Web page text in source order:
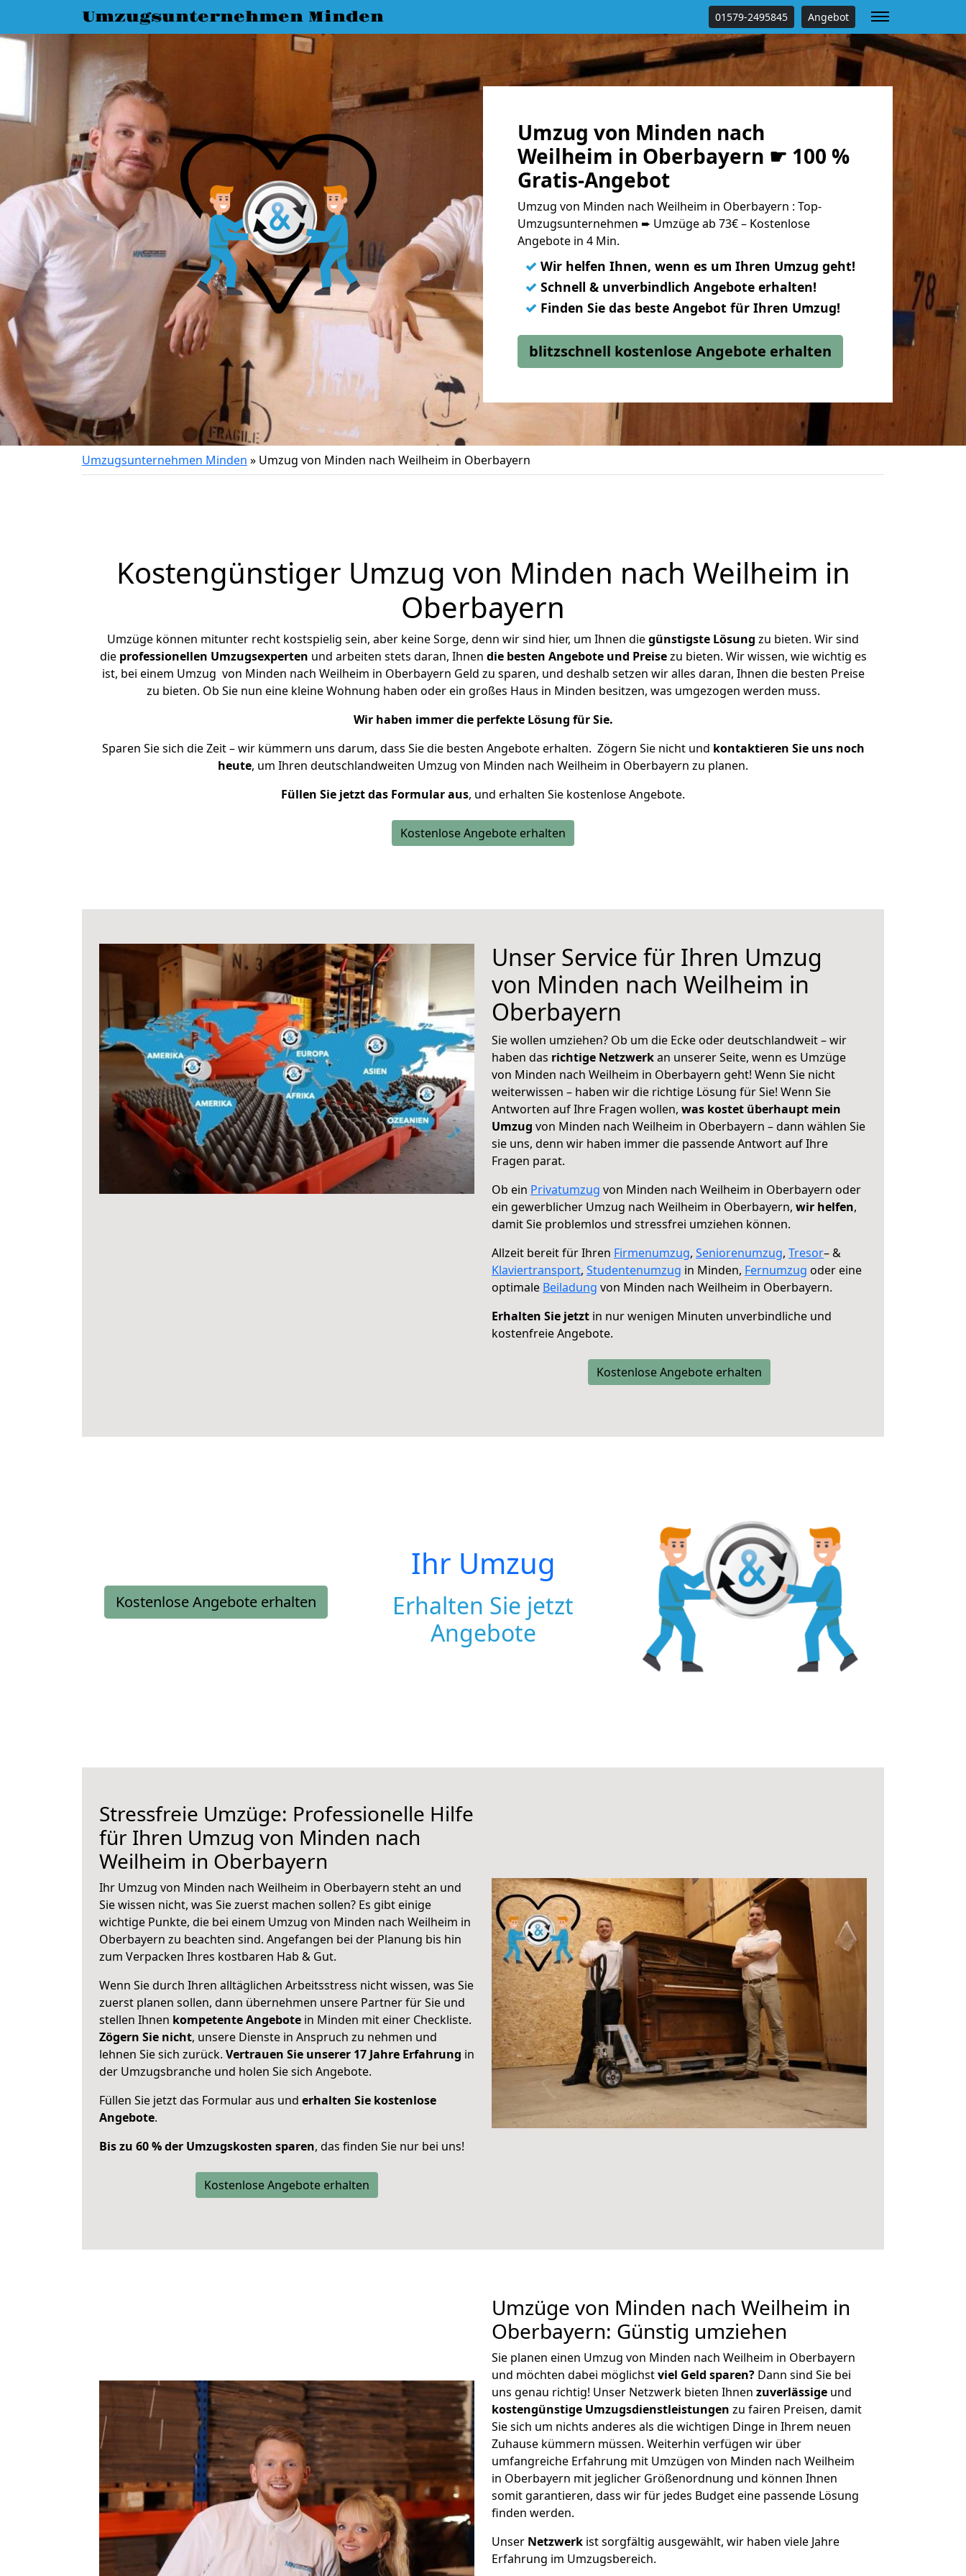
Umzugsunternehmen Minden 01579-2495845 Angebot
Umzug von Minden nach
Weilheim in Oberbayern ☛ 100 %
Gratis-Angebot
Umzug von Minden nach Weilheim in Oberbayern : Top-
Umzugsunternehmen ➨ Umzüge ab 73€ – Kostenlose
Angebote in 4 Min.
✓ Wir helfen Ihnen, wenn es um Ihren Umzug geht!
✓ Schnell & unverbindlich Angebote erhalten!
✓ Finden Sie das beste Angebot für Ihren Umzug!
blitzschnell kostenlose Angebote erhalten
Umzugsunternehmen Minden » Umzug von Minden nach Weilheim in Oberbayern
Kostengünstiger Umzug von Minden nach Weilheim in
Oberbayern
Umzüge können mitunter recht kostspielig sein, aber keine Sorge, denn wir sind hier, um Ihnen diegünstigste Lösung zu bieten. Wir sind
die professionellen Umzugsexperten und arbeiten stets daran, Ihnen die besten Angebote und Preisezu bieten. Wir wissen, wie wichtig es
ist, bei einem Umzug von Minden nach Weilheim in Oberbayern Geld zu sparen, und deshalb setzen wir alles daran, Ihnen die besten Preise
zu bieten. Ob Sie nun eine kleine Wohnung haben oder ein großes Haus in Minden besitzen, was umgezogen werden muss.
Wir haben immer die perfekte Lösung für Sie.
Sparen Sie sich die Zeit – wir kümmern uns darum, dass Sie die besten Angebote erhalten. Zögern Sie nicht und kontaktieren Sie uns noch
heute, um Ihren deutschlandweiten Umzug von Minden nach Weilheim in Oberbayern zu planen.
Füllen Sie jetzt das Formular aus, und erhalten Sie kostenlose Angebote.
Kostenlose Angebote erhalten
Unser Service für Ihren Umzug
von Minden nach Weilheim in
Oberbayern
Sie wollen umziehen? Ob um die Ecke oder deutschlandweit – wir
haben das richtige Netzwerkan unserer Seite, wenn es Umzüge
von Minden nach Weilheim in Oberbayern geht! Wenn Sie nicht
weiterwissen – haben wir die richtige Lösung für Sie! Wenn Sie
Antworten auf Ihre Fragen wollen, was kostet überhaupt mein
Umzug von Minden nach Weilheim in Oberbayern – dann wählen Sie
sie uns, denn wir haben immer die passende Antwort auf Ihre
Fragen parat.
Ob ein Privatumzug von Minden nach Weilheim in Oberbayern oder
ein gewerblicher Umzug nach Weilheim in Oberbayern, wir helfen,
damit Sie problemlos und stressfrei umziehen können.
Allzeit bereit für Ihren Firmenumzug, Seniorenumzug, Tresor– &
Klaviertransport, Studentenumzug in Minden, Fernumzug oder eine
optimale Beiladung von Minden nach Weilheim in Oberbayern.
Erhalten Sie jetzt in nur wenigen Minuten unverbindliche und
kostenfreie Angebote.
Kostenlose Angebote erhalten
Kostenlose Angebote erhalten
Ihr Umzug
Erhalten Sie jetzt
Angebote
Stressfreie Umzüge: Professionelle Hilfe
für Ihren Umzug von Minden nach
Weilheim in Oberbayern
Ihr Umzug von Minden nach Weilheim in Oberbayern steht an und
Sie wissen nicht, was Sie zuerst machen sollen? Es gibt einige
wichtige Punkte, die bei einem Umzug von Minden nach Weilheim in
Oberbayern zu beachten sind. Angefangen bei der Planung bis hin
zum Verpacken Ihres kostbaren Hab & Gut.
Wenn Sie durch Ihren alltäglichen Arbeitsstress nicht wissen, was Sie
zuerst planen sollen, dann übernehmen unsere Partner für Sie und
stellen Ihnen kompetente Angebote in Minden mit einer Checkliste.
Zögern Sie nicht, unsere Dienste in Anspruch zu nehmen und
lehnen Sie sich zurück. Vertrauen Sie unserer 17 Jahre Erfahrung in
der Umzugsbranche und holen Sie sich Angebote.
Füllen Sie jetzt das Formular aus und erhalten Sie kostenlose
Angebote.
Bis zu 60 % der Umzugskosten sparen, das finden Sie nur bei uns!
Kostenlose Angebote erhalten
Umzüge von Minden nach Weilheim in
Oberbayern: Günstig umziehen
Sie planen einen Umzug von Minden nach Weilheim in Oberbayern
und möchten dabei möglichstviel Geld sparen? Dann sind Sie bei
uns genau richtig! Unser Netzwerk bieten Ihnen zuverlässige und
kostengünstige Umzugsdienstleistungen zu fairen Preisen, damit
Sie sich um nichts anderes als die wichtigen Dinge in Ihrem neuen
Zuhause kümmern müssen. Weiterhin verfügen wir über
umfangreiche Erfahrung mit Umzügen von Minden nach Weilheim
in Oberbayern mit jeglicher Größenordnung und können Ihnen
somit garantieren, dass wir für jedes Budget eine passende Lösung
finden werden.
Unser Netzwerk ist sorgfältig ausgewählt, wir haben viele Jahre
Erfahrung im Umzugsbereich.